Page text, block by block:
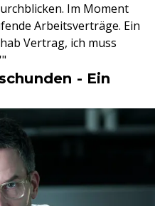
Im Moment
Arbeitsverträge. Ein
Vertrag, ich muss
- Ein